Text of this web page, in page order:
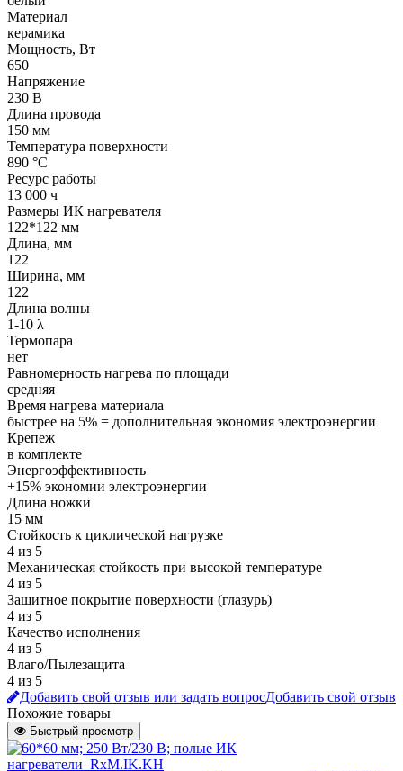
Материал
керамика
Мощность, Вт
650
Напряжение
230 В
Длина провода
150 мм
Температура поверхности
890 °С
Ресурс работы
13 000 ч
Размеры ИК нагревателя
122*122 мм
Длина, мм
122
Ширина, мм
122
Длина волны
1-10 λ
Термопара
нет
Равномерность нагрева по площади
средняя
Время нагрева материала
быстрее на 5% = дополнительная экономия электроэнергии
Крепеж
в комплекте
Энергоэффективность
+15% экономии электроэнергии
Длина ножки
15 мм
Стойкость к циклической нагрузке
4 из 5
Механическая стойкость при высокой температуре
4 из 5
Защитное покрытие поверхности (глазурь)
4 из 5
Качество исполнения
4 из 5
Влаго/Пылезащита
4 из 5
Добавить свой отзыв или задать вопросДобавить свой отзыв
Похожие товары
Быстрый просмотр